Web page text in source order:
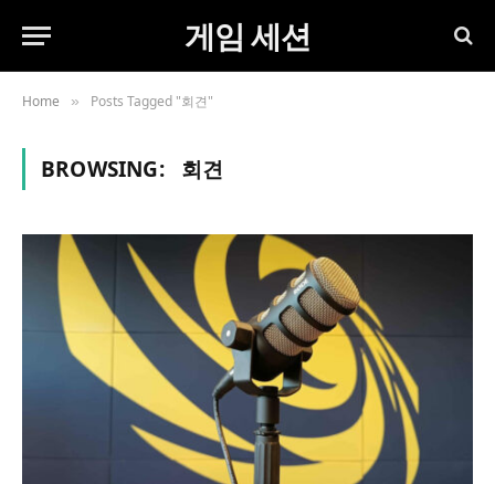
게임 세션
Home » Posts Tagged "회견"
BROWSING: 회견